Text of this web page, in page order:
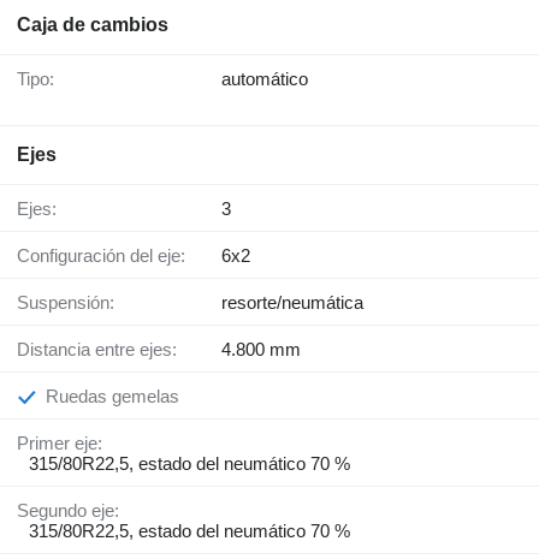
Caja de cambios
Tipo: automático
Ejes
Ejes: 3
Configuración del eje: 6x2
Suspensión: resorte/neumática
Distancia entre ejes: 4.800 mm
Ruedas gemelas
Primer eje:
315/80R22,5, estado del neumático 70 %
Segundo eje:
315/80R22,5, estado del neumático 70 %